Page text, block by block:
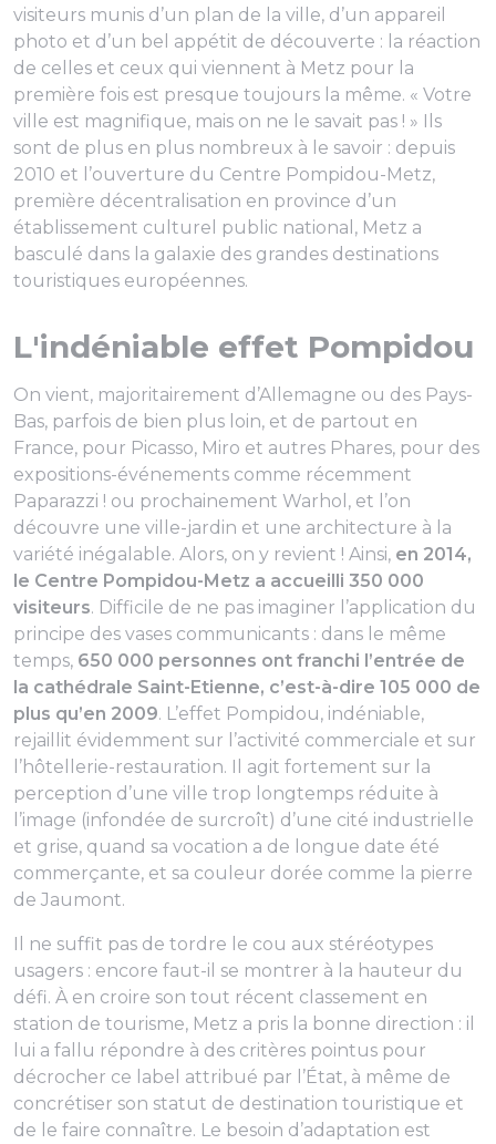
visiteurs munis d’un plan de la ville, d’un appareil
photo et d’un bel appétit de découverte : la réaction
de celles et ceux qui viennent à Metz pour la
première fois est presque toujours la même. « Votre
ville est magnifique, mais on ne le savait pas ! » Ils
sont de plus en plus nombreux à le savoir : depuis
2010 et l’ouverture du Centre Pompidou-Metz,
première décentralisation en province d’un
établissement culturel public national, Metz a
basculé dans la galaxie des grandes destinations
touristiques européennes.
L'indéniable effet Pompidou
On vient, majoritairement d’Allemagne ou des Pays-
Bas, parfois de bien plus loin, et de partout en
France, pour Picasso, Miro et autres Phares, pour des
expositions-événements comme récemment
Paparazzi ! ou prochainement Warhol, et l’on
découvre une ville-jardin et une architecture à la
variété inégalable. Alors, on y revient ! Ainsi, en 2014,
le Centre Pompidou-Metz a accueilli 350 000
visiteurs. Difficile de ne pas imaginer l’application du
principe des vases communicants : dans le même
temps, 650 000 personnes ont franchi l’entrée de
la cathédrale Saint-Etienne, c’est-à-dire 105 000 de
plus qu’en 2009. L’effet Pompidou, indéniable,
rejaillit évidemment sur l’activité commerciale et sur
l’hôtellerie-restauration. Il agit fortement sur la
perception d’une ville trop longtemps réduite à
l’image (infondée de surcroît) d’une cité industrielle
et grise, quand sa vocation a de longue date été
commerçante, et sa couleur dorée comme la pierre
de Jaumont.
Il ne suffit pas de tordre le cou aux stéréotypes
usagers : encore faut-il se montrer à la hauteur du
défi. À en croire son tout récent classement en
station de tourisme, Metz a pris la bonne direction : il
lui a fallu répondre à des critères pointus pour
décrocher ce label attribué par l’État, à même de
concrétiser son statut de destination touristique et
de le faire connaître. Le besoin d’adaptation est